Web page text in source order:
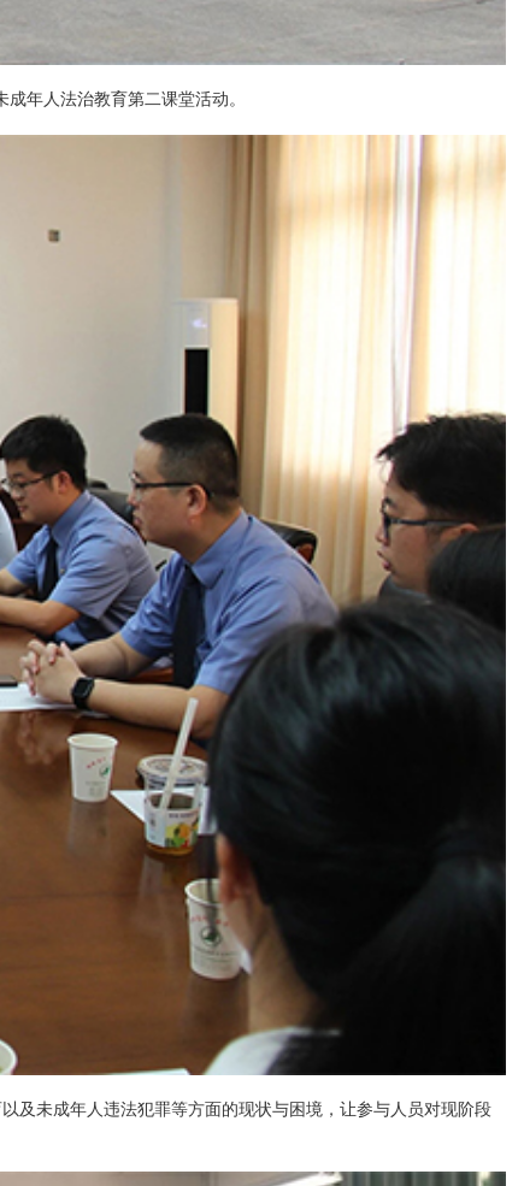
年人法治教育第二课堂活动。
及未成年人违法犯罪等方面的现状与困境，让参与人员对现阶段